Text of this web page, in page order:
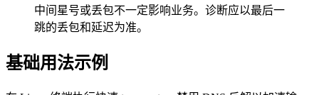
中间星号或丢包不一定影响业务。诊断应以最后一
跳的丢包和延迟为准。
基础用法示例